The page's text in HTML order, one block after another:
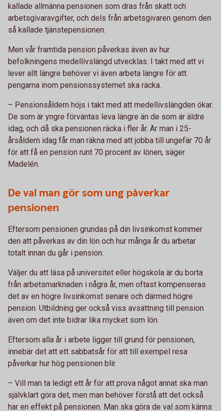
kallade allmänna pensionen som dras från skatt och
arbetsgivaravgifter, och dels från arbetsgivaren genom den
så kallade tjänstepensionen.
Men vår framtida pension påverkas även av hur
befolkningens medellivslängd utvecklas. I takt med att vi
lever allt längre behöver vi även arbeta längre för att
pengarna inom pensionssystemet ska räcka.
– Pensionsåldern höjs i takt med att medellivslängden ökar.
De som är yngre förväntas leva längre än de som är äldre
idag, och då ska pensionen räcka i fler år. Är man i 25-
årsåldern idag får man räkna med att jobba till ungefär 70 år
för att få en pension runt 70 procent av lönen, säger
Madelén.
De val man gör som ung påverkar
pensionen
Eftersom pensionen grundas på din livsinkomst kommer
den att påverkas av din lön och hur många år du arbetar
totalt innan du går i pension.
Väljer du att läsa på universitet eller högskola är du borta
från arbetsmarknaden i några år, men oftast kompenseras
det av en högre livsinkomst senare och därmed högre
pension. Utbildning ger också viss avsättning till pension
även om det inte bidrar lika mycket som lön.
Eftersom alla år i arbete ligger till grund för pensionen,
innebär det att ett sabbatsår för att till exempel resa
påverkar hur hög pensionen blir.
– Vill man ta ledigt ett år för att prova något annat ska man
självklart göra det, men man behöver förstå att det också
har en effekt på pensionen. Man ska göra de val som känns